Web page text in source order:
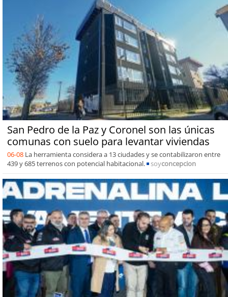
San Pedro de la Paz y Coronel son las únicas
comunas con suelo para levantar viviendas
06-08 La herramienta considera a 13 ciudades y se contabilizaron entre
439 y 685 terrenos con potencial habitacional.
soyconcepcion